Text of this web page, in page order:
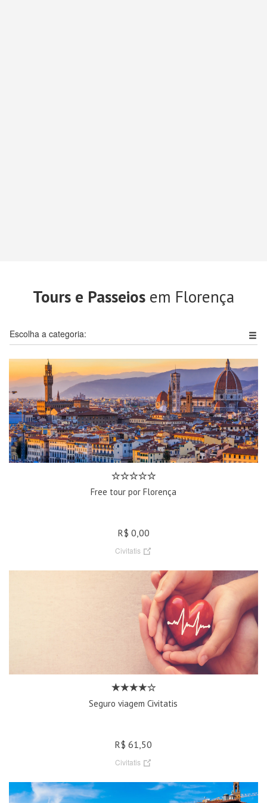
Tours e Passeios em Florença
Escolha a categoria:
Free tour por Florença
R$ 0,00
Civitatis
Seguro viagem Civitatis
R$ 61,50
Civitatis